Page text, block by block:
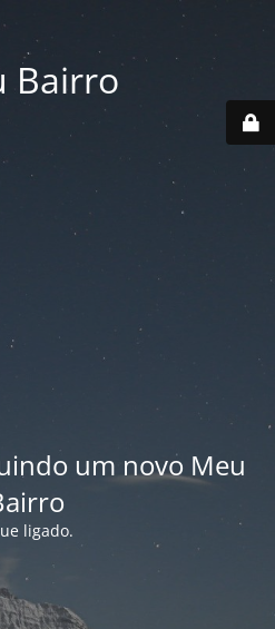
Bairro
um novo Meu
ligado.